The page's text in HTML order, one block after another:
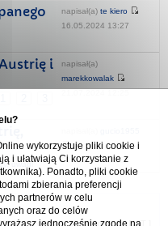
napisał(a) te kiero
16.05.2024 13:27
i
napisał(a)
marekkowalak
uwagi 09.12.2023 00:59
+ 1 (Polska - czas zimowy) [ DST
wykorzystuje pliki cookie i
i ułatwiają Ci korzystanie z
Ponadto, pliki cookie
zbierania preferencji
partnerów w celu
oraz do celów
jednocześnie zgodę na